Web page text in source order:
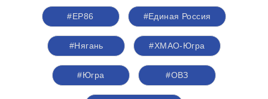
#ЕР86 #Единая Россия
#Нягань #ХМАО-Югра
#Югра #ОВЗ